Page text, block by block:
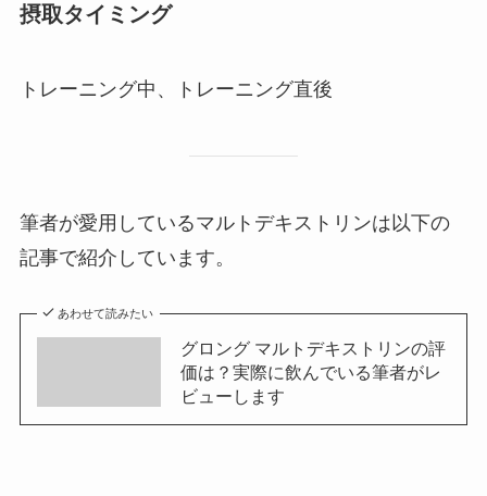
摂取タイミング
トレーニング中、トレーニング直後
筆者が愛用しているマルトデキストリンは以下の
記事で紹介しています。
あわせて読みたい
グロング マルトデキストリンの評
価は？実際に飲んでいる筆者がレ
ビューします